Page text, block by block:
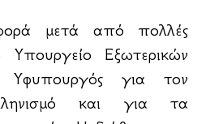
μετά από πολλές
Υπουργείο Εξωτερικών
Υφυπουργός για τον
και για τα